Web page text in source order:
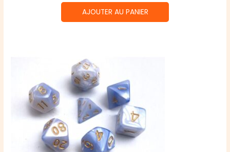
AJOUTER AU PANIER